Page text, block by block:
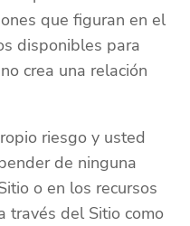
que figuran en el
disponibles para
crea una relación
riesgo y usted
de ninguna
o en los recursos
través del Sitio como